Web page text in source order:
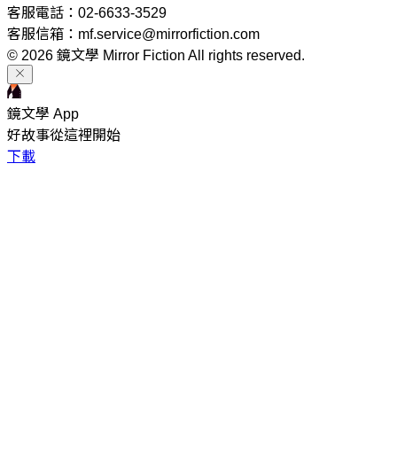
客服電話：02-6633-3529
客服信箱：mf.service@mirrorfiction.com
© 2026 鏡文學 Mirror Fiction All rights reserved.
鏡文學 App
好故事從這裡開始
下載